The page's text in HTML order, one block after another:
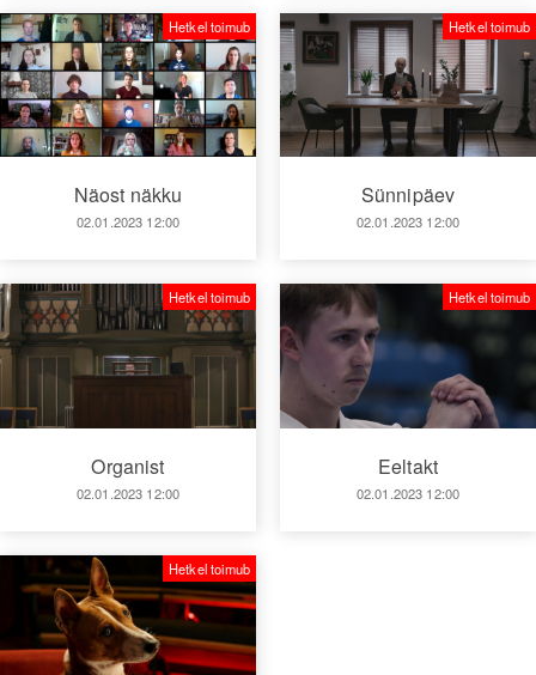
Näost näkku
02.01.2023 12:00
Hetkel toimub
Sünnipäev
02.01.2023 12:00
Hetkel toimub
Organist
02.01.2023 12:00
Hetkel toimub
Eeltakt
02.01.2023 12:00
Hetkel toimub
Hetkel toimub